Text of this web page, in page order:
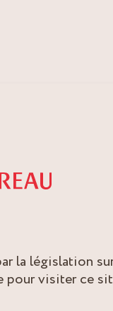
la législation
pour visiter ce